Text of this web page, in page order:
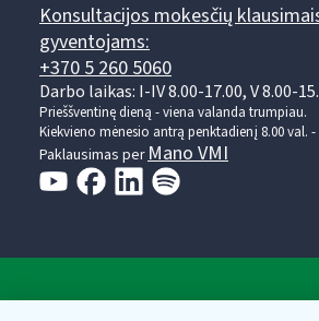
Konsultacijos mokesčių
gyventojams:
+370 5 260 5060
Darbo laikas: I-IV 8.00-17.00, V 8.00-
Prieššventinę dieną - viena valanda trumpiau.
Kiekvieno mėnesio antrą penktadienį 8.00 val. -
Paklausimas per Mano VMI